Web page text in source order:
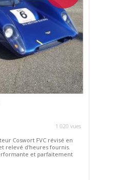
1 020 vues
Coswort FVC révisé en
relevé d'heures fournis.
et parfaitement